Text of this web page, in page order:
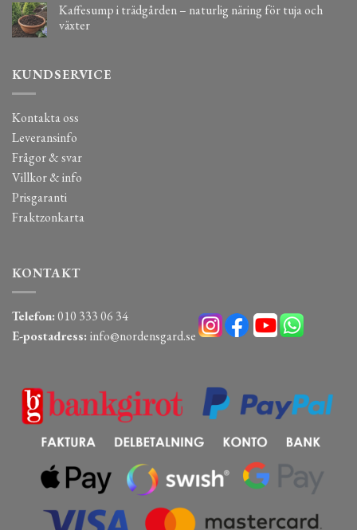
Kaffesump i trädgården – naturlig näring för tuja och
växter
KUNDSERVICE
Kontakta oss
Leveransinfo
Frågor & svar
Villkor & info
Prisgaranti
Fraktzonkarta
KONTAKT
Telefon:010 333 06 34
E-postadress: info@nordensgard.se